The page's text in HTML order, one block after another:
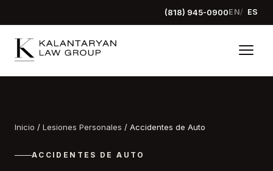
(818) 945-0900EN ES
Inicio / Lesiones Personales / Accidentes de Auto
ACCIDENTES DE AUTO